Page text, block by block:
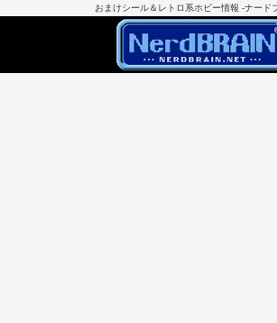
おまけシール＆レトロ系ホビー情報 -ナード